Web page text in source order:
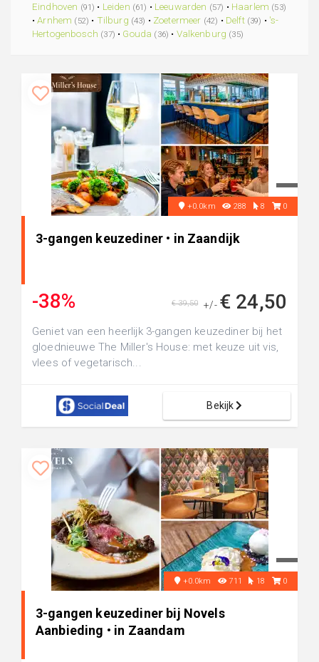
Eindhoven (91) • Leiden (61) • Leeuwarden (57) • Haarlem (53)
•Arnhem (52) • Tilburg (43) • Zoetermeer (42) • Delft (39) • 's-
Hertogenbosch (37) • Gouda (36) • Valkenburg (35)
+0.0km 288 8 0
3-gangen keuzediner • in Zaandijk
-38% +/- € 24,50
€ 39,50
Geniet van een heerlijk 3-gangen keuzediner bij het
gloednieuwe The Miller's House: met keuze uit vis,
vlees of vegetarisch...
Bekijk
+0.0km 711 18 0
3-gangen keuzediner bij Novels
Aanbieding • in Zaandam